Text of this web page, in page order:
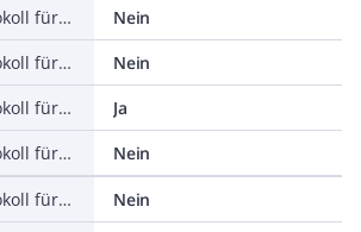
Unterstützt Protokoll für SERCOS
Nein
Unterstützt Protokoll für Foundation Fieldbus
Nein
Unterstützt Protokoll für EtherNet/IP
Ja
Unterstützt Protokoll für AS-Interface Safety at Work
Nein
Unterstützt Protokoll für DeviceNet Safety
Nein